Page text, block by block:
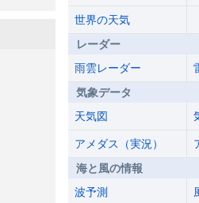
世界の天気
レーダー
雨雲レーダー
気象データ
天気図
アメダス（実況）
海と風の情報
波予測